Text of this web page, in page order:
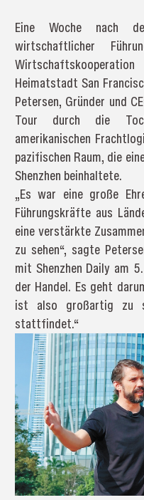
Eine Woche nach
wirtschaftlicher
Heimatstadt San
Petersen, Gründer und
Tour durch die
amerikanischen
pazifischen Raum, die
Shenzhen beinhaltete.
„Es war eine große
Führungskräfte aus
eine verstärkte
zu sehen“, sagte
mit Shenzhen Daily am
der Handel. Es geht
ist also großartig zu
stattfindet.“